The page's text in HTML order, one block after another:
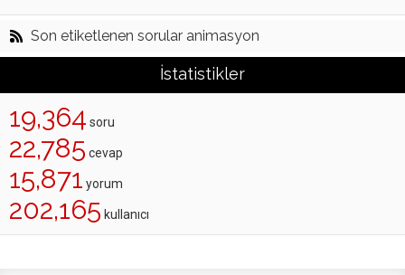
Son etiketlenen sorular animasyon
İstatistikler
19,364 soru
22,785 cevap
15,871 yorum
202,165 kullanıcı